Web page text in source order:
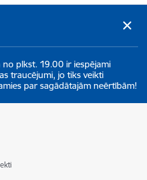
plkst. 19.00 ir iespējami
traucējumi, jo tiks veikti
par sagādātajām neērtībām!